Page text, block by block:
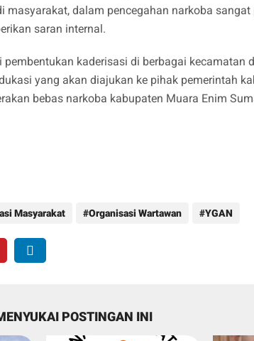
masyarakat, dalam pencegahan narkoba sangat
saran internal.
kaderisasi di berbagai kecamatan
yang akan diajukan ke pihak pemerintah
bebas narkoba kabupaten Muara Enim
Masyarakat Organisasi Wartawan YGAN
POSTINGAN INI